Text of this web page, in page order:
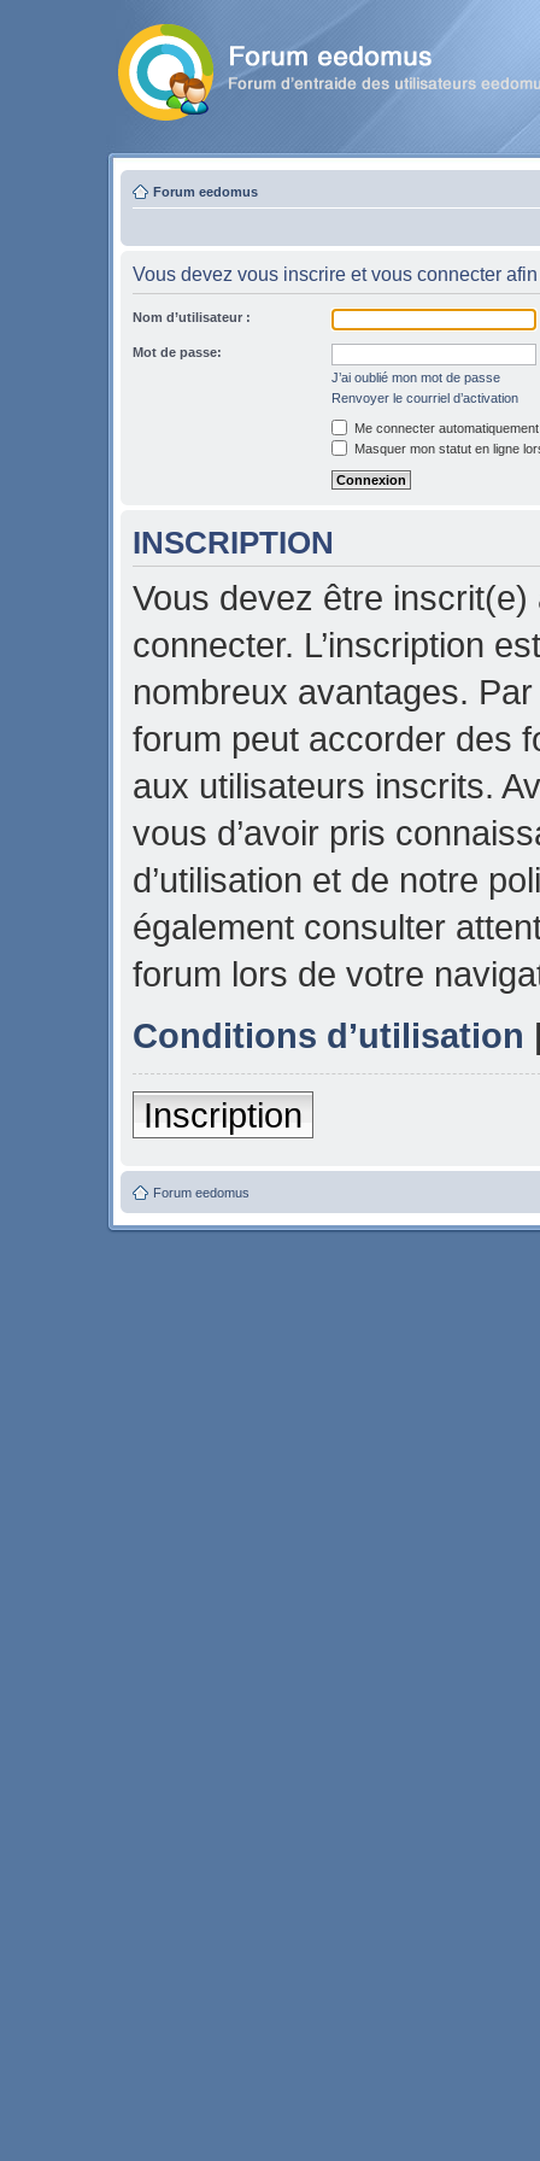
Forum eedomus
Vous devez vous inscrire et vous connecter
Nom d’utilisateur :
Mot de passe:
J’ai oublié mon mot de passe
Renvoyer le courriel d’activation
Me connecter
Masquer mon statut en ligne
INSCRIPTION
Vous devez être
connecter. L’inscription
nombreux avantages.
forum peut accorder des
aux utilisateurs inscrits.
vous d’avoir pris
d’utilisation et de notre
également consulter
forum lors de votre
Conditions d’utilisation
Inscription
Forum eedomus